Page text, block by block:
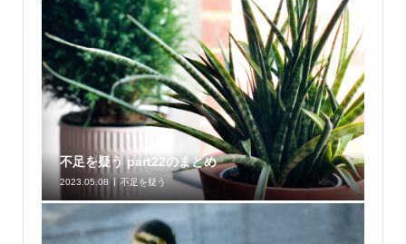
不足を疑う part22のまとめ
2023.05.08 不足を疑う